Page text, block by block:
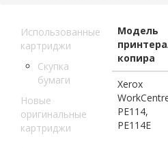
Использованные
картриджи
Скупка
бумаги
Новые
оригинальные
картриджи
Модель
копира
Xerox
PE114,
PE114E